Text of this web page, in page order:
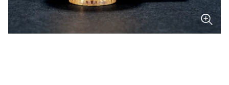
简体中文